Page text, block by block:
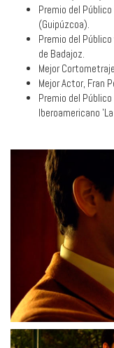
Premio del
(Guipúzcoa).
Premio del
de Badajoz.
Mejor
Mejor Actor, Fran
Premio del
Iberoamericano